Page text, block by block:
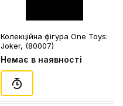
Колекційна фігура One Toys:
Joker, (80007)
Немає в наявності